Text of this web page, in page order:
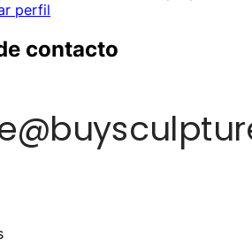
perfil
contacto